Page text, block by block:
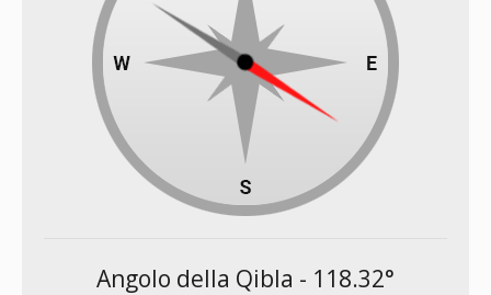
Angolo della Qibla - 118.32°